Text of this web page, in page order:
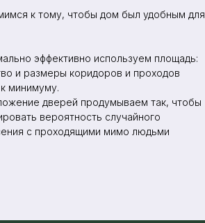
к тому, чтобы дом был удобным для
эффективно используем площадь:
и размеры коридоров и проходов
минимуму.
дверей продумываем так, чтобы
вероятность случайного
с проходящими мимо людьми